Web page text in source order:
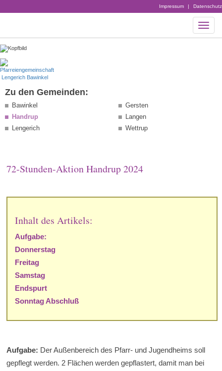
Impressum | Datenschutz
Zu den Gemeinden:
Bawinkel
Gersten
Handrup
Langen
Lengerich
Wettrup
72-Stunden-Aktion Handrup 2024
Inhalt des Artikels:
Aufgabe:
Donnerstag
Freitag
Samstag
Endspurt
Sonntag Abschluß
Aufgabe: Der Außenbereich des Pfarr- und Jugendheims soll
gepflegt werden. 2 Flächen werden gepflastert, damit man bei